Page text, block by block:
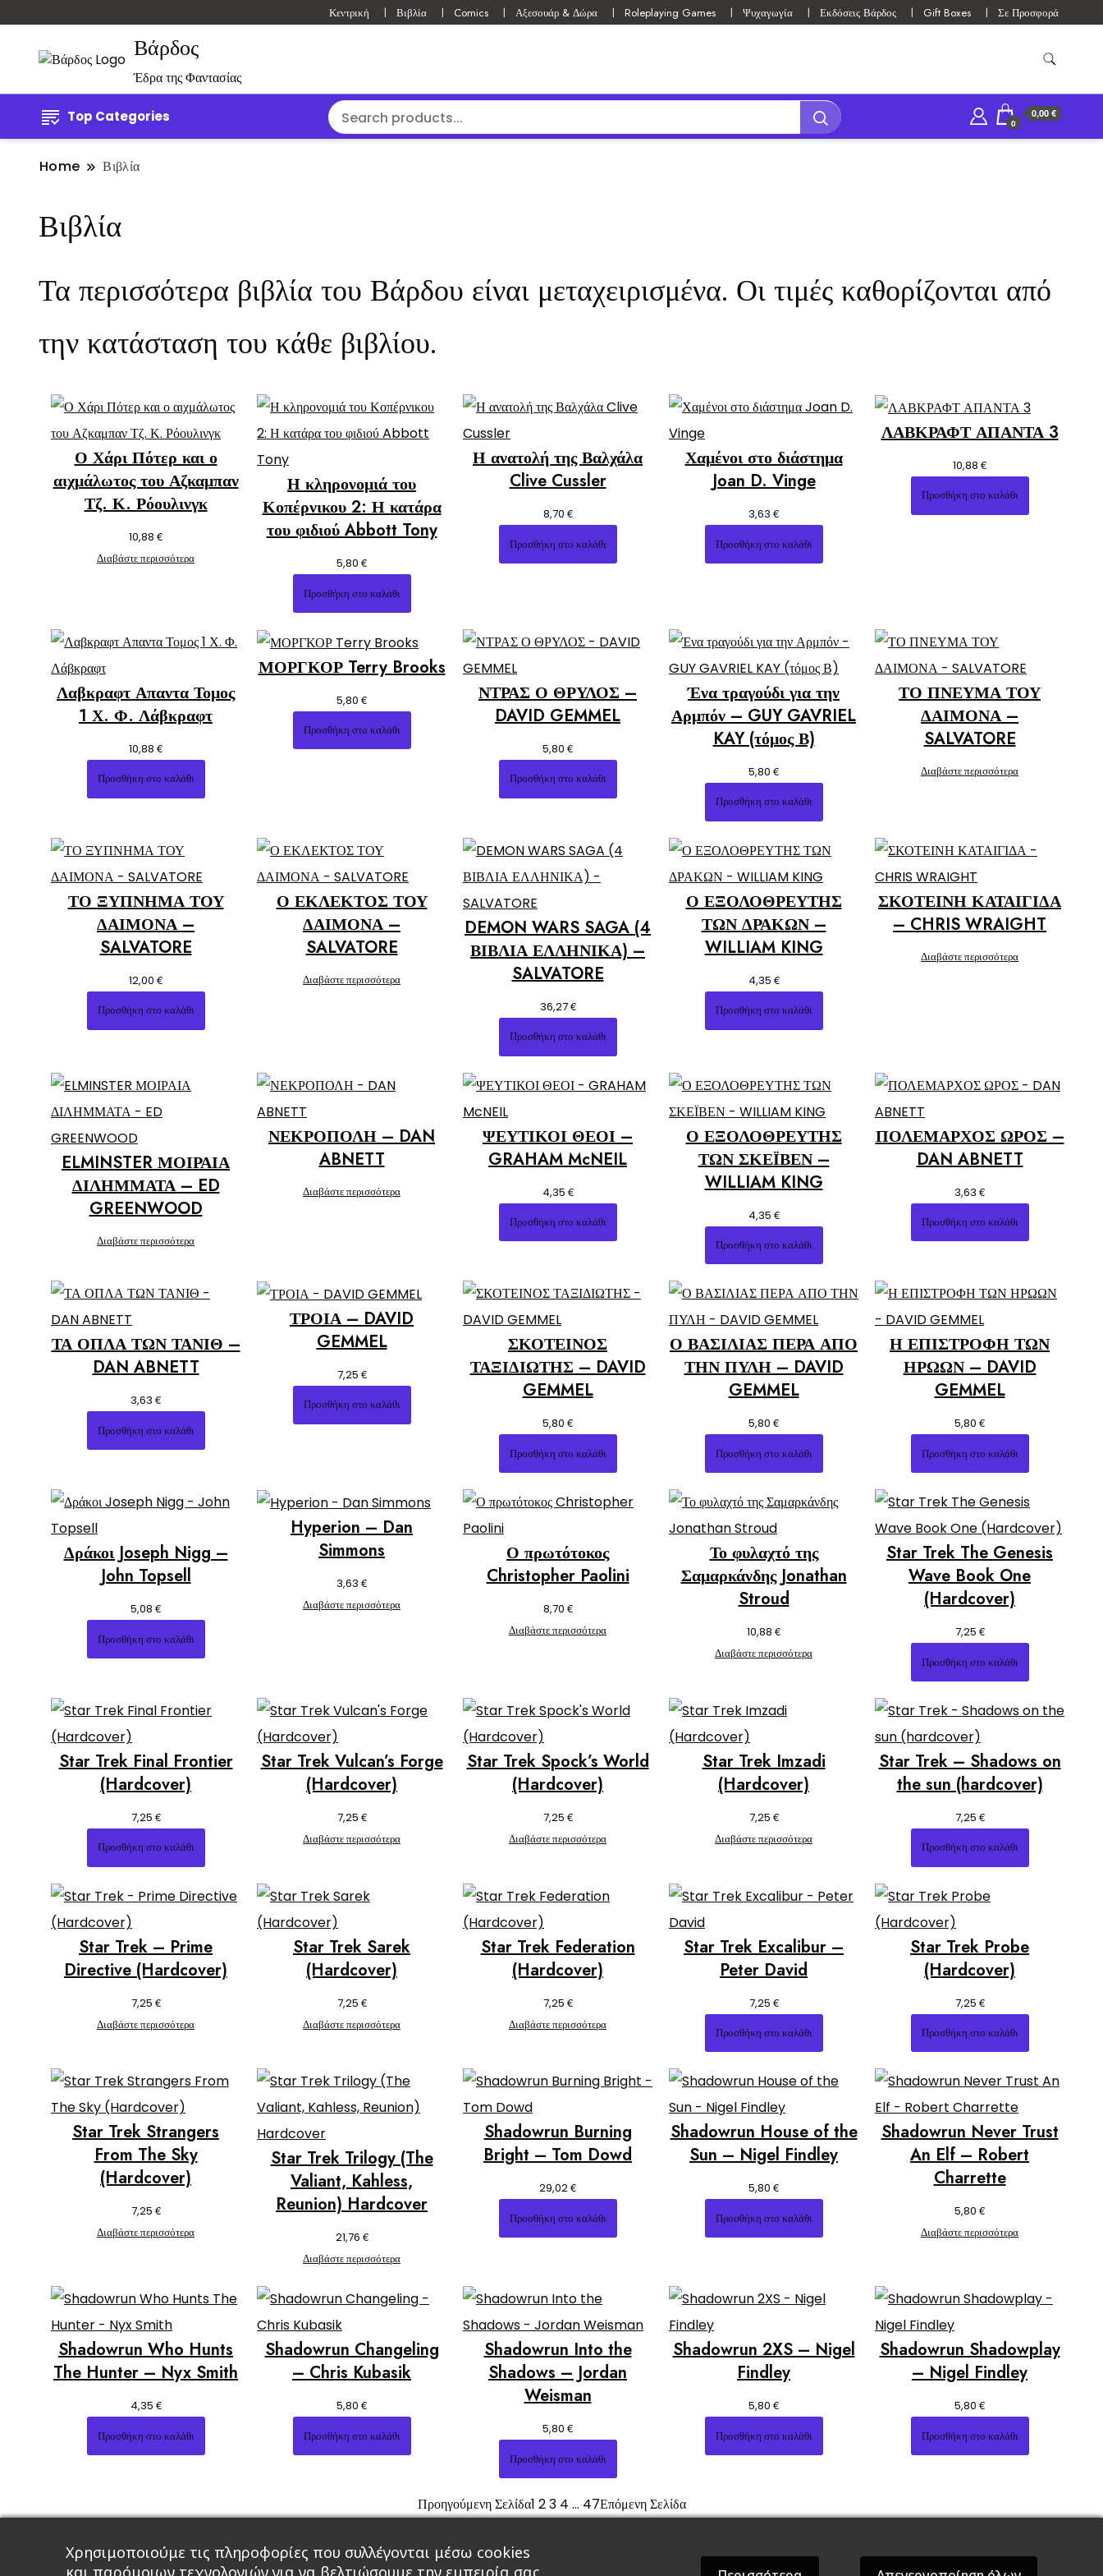
Κεντρική Βιβλία Comics Αξεσουάρ & Δώρα Roleplaying Games Ψυχαγωγία Εκδόσεις Βάρδος Gift Boxes Σε Προσφορά
Βάρδος
Έδρα της Φαντασίας
Top Categories 0
0,00 €
Home Βιβλία
Βιβλία
Τα περισσότερα βιβλία του Βάρδου είναι μεταχειρισμένα. Οι τιμές καθορίζονται από
την κατάσταση του κάθε βιβλίου.
Ο Χάρι Πότερ και ο
αιχμάλωτος του Αζκαμπαν
Τζ. Κ. Ρόουλινγκ
10,88 €
Διαβάστε περισσότερα
Η κληρονομιά του
Κοπέρνικου 2: Η κατάρα
του φιδιού Abbott Tony
5,80 €
Προσθήκη στο καλάθι
Η ανατολή της Βαλχάλα
Clive Cussler
8,70 €
Προσθήκη στο καλάθι
Χαμένοι στο διάστημα
Joan D. Vinge
3,63 €
Προσθήκη στο καλάθι
ΛΑΒΚΡΑΦΤ ΑΠΑΝΤΑ 3
10,88 €
Προσθήκη στο καλάθι
Λαβκραφτ Απαντα Τομος
1 Χ. Φ. Λάβκραφτ
10,88 €
Προσθήκη στο καλάθι
ΜΟΡΓΚΟΡ Terry Brooks
5,80 €
Προσθήκη στο καλάθι
ΝΤΡΑΣ Ο ΘΡΥΛΟΣ –
DAVID GEMMEL
5,80 €
Προσθήκη στο καλάθι
Ένα τραγούδι για την
Αρμπόν – GUY GAVRIEL
KAY (τόμος Β)
5,80 €
Προσθήκη στο καλάθι
ΤΟ ΠΝΕΥΜΑ ΤΟΥ
ΔΑΙΜΟΝΑ –
SALVATORE
Διαβάστε περισσότερα
ΤΟ ΞΥΠΝΗΜΑ ΤΟΥ
ΔΑΙΜΟΝΑ –
SALVATORE
12,00 €
Προσθήκη στο καλάθι
Ο ΕΚΛΕΚΤΟΣ ΤΟΥ
ΔΑΙΜΟΝΑ –
SALVATORE
Διαβάστε περισσότερα
DEMON WARS SAGA (4
ΒΙΒΛΙΑ ΕΛΛΗΝΙΚΑ) –
SALVATORE
36,27€
Προσθήκη στο καλάθι
Ο ΕΞΟΛΟΘΡΕΥΤΗΣ
ΤΩΝ ΔΡΑΚΩΝ –
WILLIAM KING
4,35 €
Προσθήκη στο καλάθι
ΣΚΟΤΕΙΝΗ ΚΑΤΑΙΓΙΔΑ
– CHRIS WRAIGHT
Διαβάστε περισσότερα
ELMINSTER ΜΟΙΡΑΙΑ
ΔΙΛΗΜΜΑΤΑ – ED
GREENWOOD
Διαβάστε περισσότερα
ΝΕΚΡΟΠΟΛΗ – DAN
ABNETT
Διαβάστε περισσότερα
ΨΕΥΤΙΚΟΙ ΘΕΟΙ –
GRAHAM McNEIL
4,35 €
Προσθήκη στο καλάθι
Ο ΕΞΟΛΟΘΡΕΥΤΗΣ
ΤΩΝ ΣΚΕΪΒΕΝ –
WILLIAM KING
4,35 €
Προσθήκη στο καλάθι
ΠΟΛΕΜΑΡΧΟΣ ΩΡΟΣ –
DAN ABNETT
3,63 €
Προσθήκη στο καλάθι
ΤΑ ΟΠΛΑ ΤΩΝ ΤΑΝΙΘ –
DAN ABNETT
3,63 €
Προσθήκη στο καλάθι
ΤΡΟΙΑ – DAVID
GEMMEL
7,25 €
Προσθήκη στο καλάθι
ΣΚΟΤΕΙΝΟΣ
ΤΑΞΙΔΙΩΤΗΣ – DAVID
GEMMEL
5,80 €
Προσθήκη στο καλάθι
Ο ΒΑΣΙΛΙΑΣ ΠΕΡΑ ΑΠΟ
ΤΗΝ ΠΥΛΗ – DAVID
GEMMEL
5,80 €
Προσθήκη στο καλάθι
Η ΕΠΙΣΤΡΟΦΗ ΤΩΝ
ΗΡΩΩΝ – DAVID
GEMMEL
5,80 €
Προσθήκη στο καλάθι
Δράκοι Joseph Nigg –
John Topsell
5,08 €
Προσθήκη στο καλάθι
Hyperion – Dan
Simmons
3,63 €
Διαβάστε περισσότερα
Ο πρωτότοκος
Christopher Paolini
8,70 €
Διαβάστε περισσότερα
Το φυλαχτό της
Σαμαρκάνδης Jonathan
Stroud
10,88 €
Διαβάστε περισσότερα
Star Trek The Genesis
Wave Book One
(Hardcover)
7,25 €
Προσθήκη στο καλάθι
Star Trek Final Frontier
(Hardcover)
7,25 €
Προσθήκη στο καλάθι
Star Trek Vulcan’s Forge
(Hardcover)
7,25 €
Διαβάστε περισσότερα
Star Trek Spock’s World
(Hardcover)
7,25 €
Διαβάστε περισσότερα
Star Trek Imzadi
(Hardcover)
7,25 €
Διαβάστε περισσότερα
Star Trek – Shadows on
the sun (hardcover)
7,25 €
Προσθήκη στο καλάθι
Star Trek – Prime
Directive (Hardcover)
7,25 €
Διαβάστε περισσότερα
Star Trek Sarek
(Hardcover)
7,25 €
Διαβάστε περισσότερα
Star Trek Federation
(Hardcover)
7,25 €
Διαβάστε περισσότερα
Star Trek Excalibur –
Peter David
7,25 €
Προσθήκη στο καλάθι
Star Trek Probe
(Hardcover)
7,25 €
Προσθήκη στο καλάθι
Star Trek Strangers
From The Sky
(Hardcover)
7,25 €
Διαβάστε περισσότερα
Star Trek Trilogy (The
Valiant, Kahless,
Reunion) Hardcover
21,76 €
Διαβάστε περισσότερα
Shadowrun Burning
Bright – Tom Dowd
29,02€
Προσθήκη στο καλάθι
Shadowrun House of the
Sun – Nigel Findley
5,80 €
Προσθήκη στο καλάθι
Shadowrun Never Trust
An Elf – Robert
Charrette
5,80 €
Διαβάστε περισσότερα
Shadowrun Who Hunts
The Hunter – Nyx Smith
4,35 €
Προσθήκη στο καλάθι
Shadowrun Changeling
– Chris Kubasik
5,80 €
Προσθήκη στο καλάθι
Shadowrun Into the
Shadows – Jordan
Weisman
5,80 €
Προσθήκη στο καλάθι
Shadowrun 2XS – Nigel
Findley
5,80 €
Προσθήκη στο καλάθι
Shadowrun Shadowplay
– Nigel Findley
5,80 €
Προσθήκη στο καλάθι
Προηγούμενη Σελίδα1 23 4 … 47Επόμενη Σελίδα
Χρησιμοποιούμε τις πληροφορίες που συλλέγονται μέσω cookies
και παρόμοιων τεχνολογιών για να βελτιώσουμε την εμπειρία σας